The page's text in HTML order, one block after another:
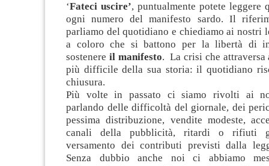
‘Fateci uscire’, puntualmente potete leggere
ogni numero del manifesto sardo. Il
parliamo del quotidiano e chiediamo ai nostri
a coloro che si battono per la libertà di
sostenere il manifesto. La crisi che attraversa
più difficile della sua storia: il quotidiano
chiusura.
Più volte in passato ci siamo rivolti ai
parlando delle difficoltà del giornale, dei
pessima distribuzione, vendite modeste,
canali della pubblicità, ritardi o rifiuti
versamento dei contributi previsti dalla
Senza dubbio anche noi ci abbiamo